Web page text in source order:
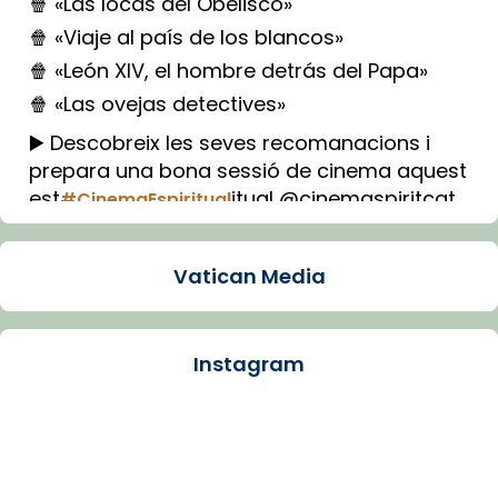
🍿 «Viaje al país de los blancos»
🍿 «León XIV, el hombre detrás del Papa»
🍿 «Las ovejas detectives»
▶️ Descobreix les seves recomanacions i
prepara una bona sessió de cinema aquest
est#CinemaEspiritualitual @cinemaspiritcat
Imatge: Generada amb IA (OpenAI)
Arquebisbat de Barcelona
Vatican Media
Instagram